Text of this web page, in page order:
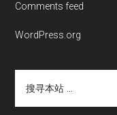
Comments feed
WordPress.org
本